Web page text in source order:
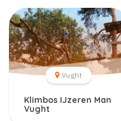
Vught
Klimbos IJzeren Man
Vught